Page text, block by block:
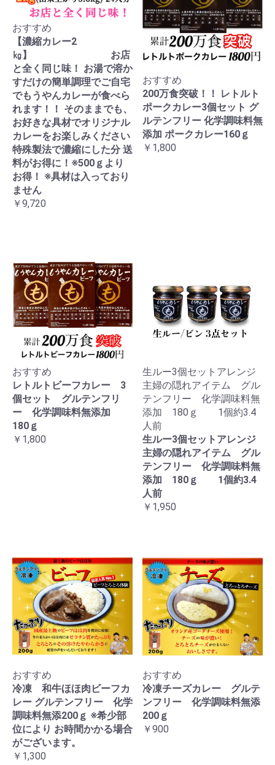
おすすめ
【濃縮カレー2
㎏】 お店
と全く同じ味！ お湯で溶か
すだけの簡単調理でご自宅
でもうやんカレーが食べら
れます！！ そのままでも、
お好きな具材でオリジナル
カレーをお楽しみください
特殊製法で濃縮にした分 送
料がお得に！※500ｇより
お得！ ※具材は入っており
ません
￥9,720
おすすめ
200万食突破！！ レトルト
ポークカレー3個セット グ
ルテンフリー 化学調味料無
添加 ポークカレー160ｇ
￥1,800
おすすめ
レトルトビーフカレー 3
個セット グルテンフリ
ー 化学調味料無添加
180ｇ
￥1,800
生ルー3個セットアレンジ
主婦の隠れアイテム グル
テンフリー 化学調味料無
添加 180ｇ 1個約3.4
人前
生ルー3個セットアレンジ
主婦の隠れアイテム グル
テンフリー 化学調味料無
添加 180ｇ 1個約3.4
人前
￥1,950
おすすめ
冷凍 和牛ほほ肉ビーフカ
レー グルテンフリー 化学
調味料無添200ｇ ※希少部
位により お時間かかる場合
がございます。
￥1,300
おすすめ
冷凍チーズカレー グルテ
ンフリー 化学調味料無添
200ｇ
￥900